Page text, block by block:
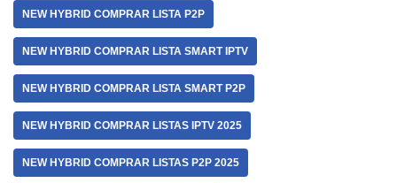
NEW HYBRID COMPRAR LISTA P2P
NEW HYBRID COMPRAR LISTA SMART IPTV
NEW HYBRID COMPRAR LISTA SMART P2P
NEW HYBRID COMPRAR LISTAS IPTV 2025
NEW HYBRID COMPRAR LISTAS P2P 2025